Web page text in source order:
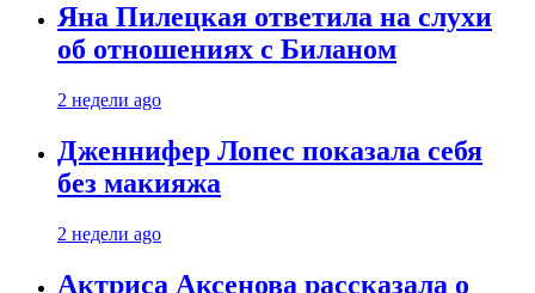
Яна Пилецкая ответила на слухи
об отношениях с Биланом
2 недели ago
Дженнифер Лопес показала себя
без макияжа
2 недели ago
Актриса Аксенова рассказала о